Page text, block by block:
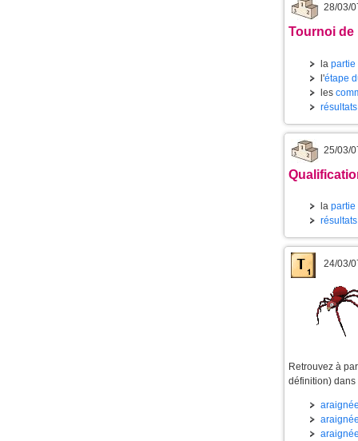
28/03/
Tournoi de
la partie
l'étape
les
25/03/
la partie
24/03/
Retrouvez à
définition) dans